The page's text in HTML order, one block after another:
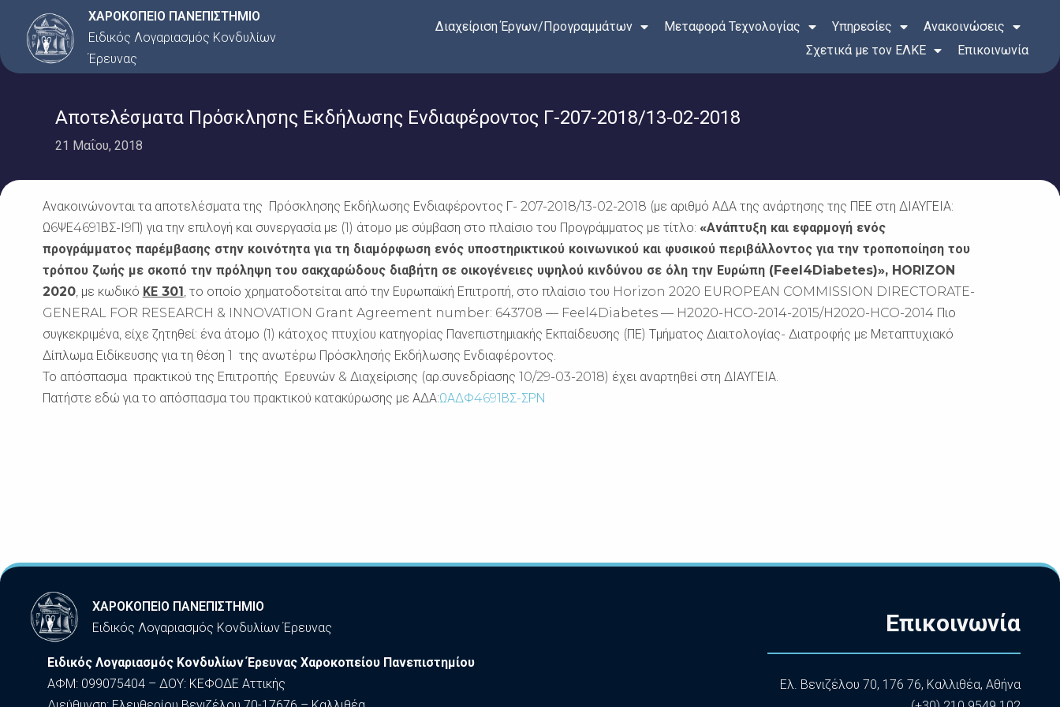
Μετάβαση
περιεχόμενο
ΧΑΡΟΚΟΠΕΙΟ ΠΑΝΕΠΙΣΤΗΜΙΟ
Ειδικός Λογαριασμός Κονδυλίων
Έρευνας
Διαχείριση Έργων/Προγραμμάτων Μεταφορά Τεχνολογίας Υπηρεσίες
Ανακοινώσεις
Σχετικά με τον ΕΛΚΕ
Επικοινωνία
Αποτελέσματα Πρόσκλησης Εκδήλωσης Ενδιαφέροντος Γ-207-2018/13-02-2018
21 Μαΐου, 2018
Ανακοινώνονται τα αποτελέσματα της Πρόσκλησης Εκδήλωσης Ενδιαφέροντος Γ- 207-2018/13-02-2018 (με αριθμό ΑΔΑ της ανάρτησης της ΠΕΕ στη ΔΙΑΥΓΕΙΑ:
Ω6ΨΕ4691ΒΣ-Ι9Π) για την επιλογή και συνεργασία με (1) άτομο με σύμβαση στο πλαίσιο του Προγράμματος με τίτλο: «Ανάπτυξη και εφαρμογή ενός
προγράμματος παρέμβασης στην κοινότητα για τη διαμόρφωση ενός υποστηρικτικού κοινωνικού και φυσικού περιβάλλοντος για την τροποποίηση του
τρόπου ζωής με σκοπό την πρόληψη του σακχαρώδους διαβήτη σε οικογένειες υψηλού κινδύνου σε όλη την Ευρώπη (Feel4Diabetes)», HORIZON
2020, με κωδικό ΚΕ 301 , το οποίο χρηματοδοτείται από την Ευρωπαϊκή Επιτροπή, στο πλαίσιο του Horizon 2020 EUROPEAN COMMISSION DIRECTORATE-
GENERAL FOR RESEARCH & INNOVATION Grant Agreement number: 643708 — Feel4Diabetes — H2020-HCO-2014-2015/H2020-HCO-2014 Πιο
συγκεκριμένα, είχε ζητηθεί: ένα άτομο (1) κάτοχος πτυχίου κατηγορίας Πανεπιστημιακής Εκπαίδευσης (ΠΕ) Τμήματος Διαιτολογίας- Διατροφής με Μεταπτυχιακό
Δίπλωμα Ειδίκευσης για τη θέση 1 της ανωτέρω Πρόσκλησής Εκδήλωσης Ενδιαφέροντος.
Το απόσπασμα πρακτικού της Επιτροπής Ερευνών & Διαχείρισης (αρ.συνεδρίασης 10/29-03-2018) έχει αναρτηθεί στη ΔΙΑΥΓΕΙΑ.
Πατήστε εδώ για το απόσπασμα του πρακτικού κατακύρωσης με ΑΔΑ:ΩΑΔΦ4691ΒΣ-ΣΡΝ
ΧΑΡΟΚΟΠΕΙΟ ΠΑΝΕΠΙΣΤΗΜΙΟ
Ειδικός Λογαριασμός Κονδυλίων Έρευνας
Ειδικός Λογαριασμός Κονδυλίων Έρευνας Χαροκοπείου Πανεπιστημίου
ΑΦΜ: 099075404 – ΔΟΥ: ΚΕΦΟΔΕ Αττικής
Επικοινωνία
Ελ. Βενιζέλου 70, 176 76, Καλλιθέα, Αθήνα